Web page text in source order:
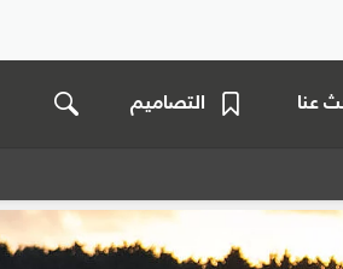
عنا التصاميم